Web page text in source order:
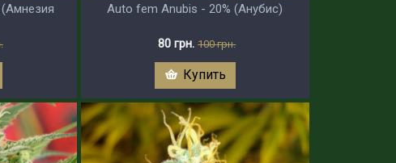
Auto fem Anubis - 20% (Анубис)
80 грн. 100 грн.
Купить